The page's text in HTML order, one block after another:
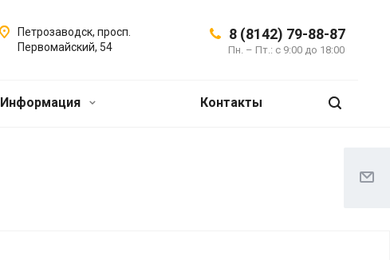
8 (8142) 79-88-87
Пн. – Пт.: с 9:00 до 18:00
Петрозаводск, просп.
Первомайский, 54
Информация Контакты